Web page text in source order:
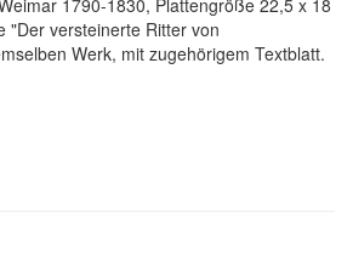
1790-1830, Plattengröße 22,5 x 18
"Der versteinerte Ritter von
Werk, mit zugehörigem Textblatt.